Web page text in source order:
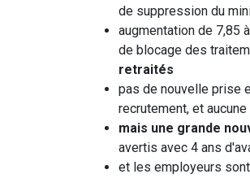
de suppression du
augmentation de 7,85
de blocage des
retraités
pas de nouvelle prise
recrutement, et
mais une grande
avertis avec 4 ans
et les employeurs